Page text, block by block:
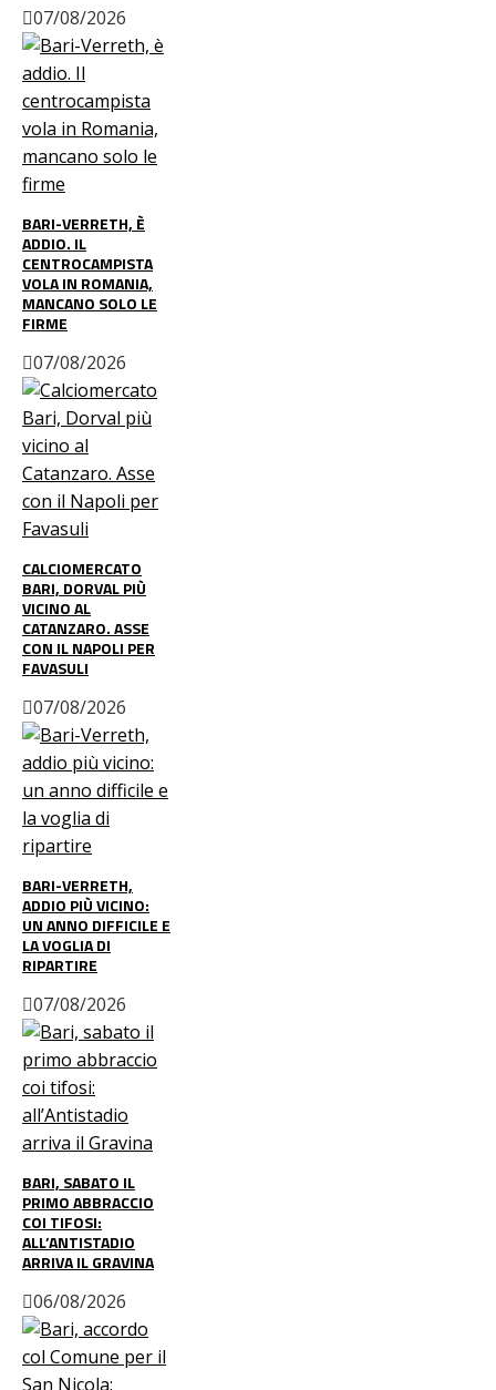
07/08/2026
BARI-VERRETH, È
ADDIO. IL
CENTROCAMPISTA
VOLA IN ROMANIA,
MANCANO SOLO LE
FIRME
07/08/2026
CALCIOMERCATO
BARI, DORVAL PIÙ
VICINO AL
CATANZARO. ASSE
CON IL NAPOLI PER
FAVASULI
07/08/2026
BARI-VERRETH,
ADDIO PIÙ VICINO:
UN ANNO DIFFICILE E
LA VOGLIA DI
RIPARTIRE
07/08/2026
BARI, SABATO IL
PRIMO ABBRACCIO
COI TIFOSI:
ALL’ANTISTADIO
ARRIVA IL GRAVINA
06/08/2026